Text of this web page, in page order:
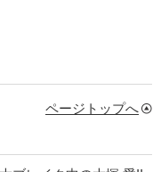
ページトップへ